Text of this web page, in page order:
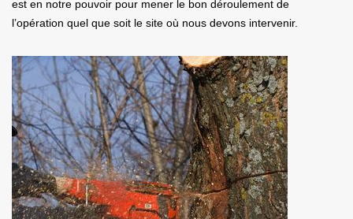
est en notre pouvoir pour mener le bon déroulement de
l’opération quel que soit le site où nous devons intervenir.